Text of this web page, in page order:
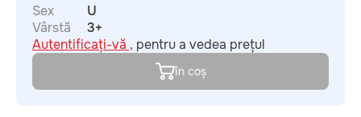
Sex
U
Vârstă
3+
Autentificați-vă , pentru a vedea prețul
în coș